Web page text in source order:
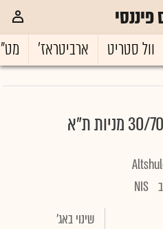
פיננסי
וול סטריט ארביטראז'
NIS
שינוי באג'